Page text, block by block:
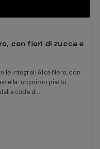
con fiori di zucca e
integrali Alce Nero, con
un primo piatto
code d...